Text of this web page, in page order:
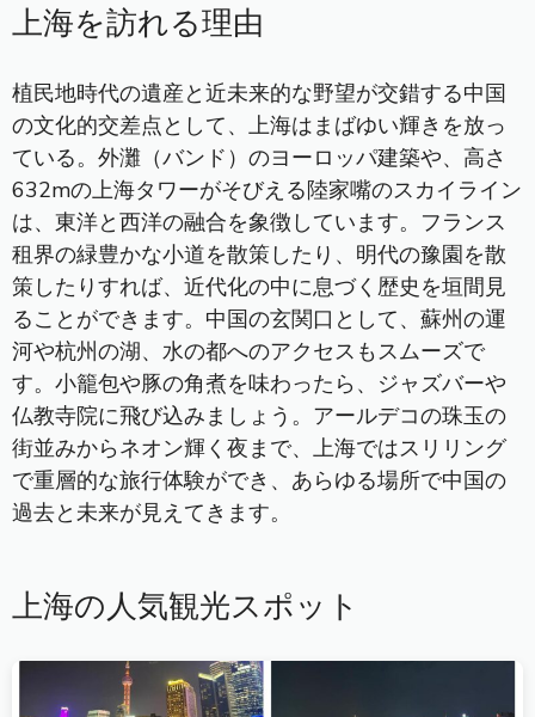
上海を訪れる理由
植民地時代の遺産と近未来的な野望が交錯する中国
の文化的交差点として、上海はまばゆい輝きを放っ
ている。外灘（バンド）のヨーロッパ建築や、高さ
632mの上海タワーがそびえる陸家嘴のスカイライン
は、東洋と西洋の融合を象徴しています。フランス
租界の緑豊かな小道を散策したり、明代の豫園を散
策したりすれば、近代化の中に息づく歴史を垣間見
ることができます。中国の玄関口として、蘇州の運
河や杭州の湖、水の都へのアクセスもスムーズで
す。小籠包や豚の角煮を味わったら、ジャズバーや
仏教寺院に飛び込みましょう。アールデコの珠玉の
街並みからネオン輝く夜まで、上海ではスリリング
で重層的な旅行体験ができ、あらゆる場所で中国の
過去と未来が見えてきます。
上海の人気観光スポット